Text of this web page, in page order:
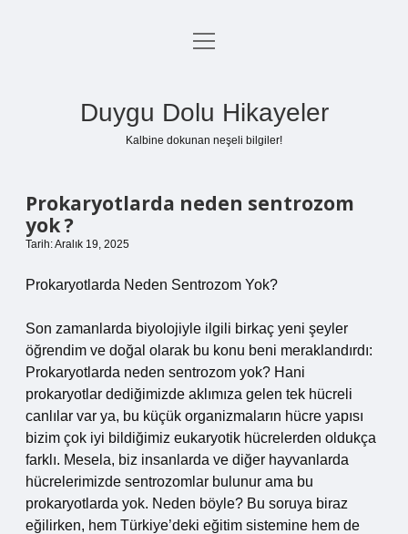
Anasayfa
menüyü
Duygu Dolu Hikayeler
Kalbine dokunan neşeli bilgiler!
Prokaryotlarda neden sentrozom
yok ?
Tarih: Aralık 19, 2025
Prokaryotlarda Neden Sentrozom Yok?
Son zamanlarda biyolojiyle ilgili birkaç yeni şeyler
öğrendim ve doğal olarak bu konu beni meraklandırdı:
Prokaryotlarda neden sentrozom yok? Hani
prokaryotlar dediğimizde aklımıza gelen tek hücreli
canlılar var ya, bu küçük organizmaların hücre yapısı
bizim çok iyi bildiğimiz eukaryotik hücrelerden oldukça
farklı. Mesela, biz insanlarda ve diğer hayvanlarda
hücrelerimizde sentrozomlar bulunur ama bu
prokaryotlarda yok. Neden böyle? Bu soruya biraz
eğilirken, hem Türkiye’deki eğitim sistemine hem de